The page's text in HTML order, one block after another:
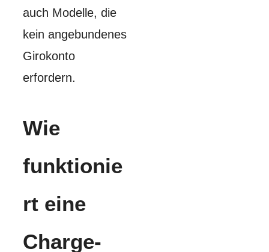
auch Modelle, die
kein angebundenes
Girokonto
erfordern.
Wie
funktionie
rt eine
Charge-